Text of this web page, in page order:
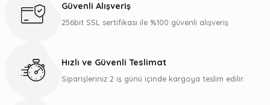
Ürün bilgilerinde hatalar bulunuyor.
Güvenli Alışveriş
256bit SSL sertifikası ile %100 güvenli alışveriş
Hızlı ve Güvenli Teslimat
Siparişleriniz 2 iş günü içinde kargoya teslim edilir.